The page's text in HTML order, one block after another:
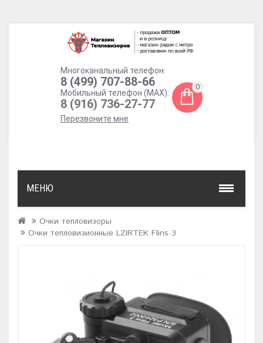
Многоканальный телефон:
8 (499) 707-88-66
Мобильный телефон (MAX):
8 (916) 736-27-77
Перезвоните мне
0
МЕНЮ
Очки тепловизоры
Очки тепловизионные LZIRTEK Flins 3